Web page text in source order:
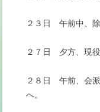
２３日 午前中、除
２７日 夕方、現役
２８日 午前、会
へ。